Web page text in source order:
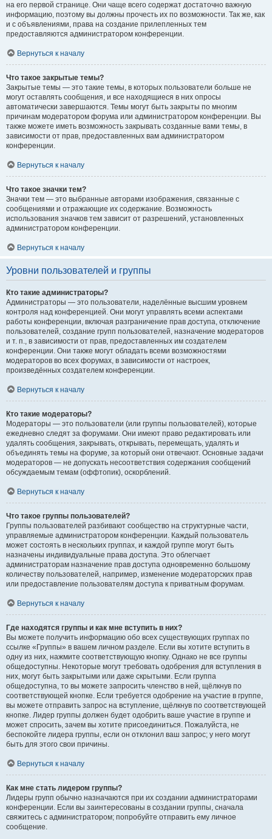
на его первой странице. Они чаще всего содержат достаточно важную
информацию, поэтому вы должны прочесть их по возможности. Так же, как
и с объявлениями, права на создание прилепленных тем
предоставляются администратором конференции.
Вернуться к началу
Что такое закрытые темы?
Закрытые темы — это такие темы, в которых пользователи больше не
могут оставлять сообщения, и все находящиеся в них опросы
автоматически завершаются. Темы могут быть закрыты по многим
причинам модератором форума или администратором конференции. Вы
также можете иметь возможность закрывать созданные вами темы, в
зависимости от прав, предоставленных вам администратором
конференции.
Вернуться к началу
Что такое значки тем?
Значки тем — это выбранные авторами изображения, связанные с
сообщениями и отражающие их содержание. Возможность
использования значков тем зависит от разрешений, установленных
администратором конференции.
Вернуться к началу
Уровни пользователей и группы
Кто такие администраторы?
Администраторы — это пользователи, наделённые высшим уровнем
контроля над конференцией. Они могут управлять всеми аспектами
работы конференции, включая разграничение прав доступа, отключение
пользователей, создание групп пользователей, назначение модераторов
и т. п., в зависимости от прав, предоставленных им создателем
конференции. Они также могут обладать всеми возможностями
модераторов во всех форумах, в зависимости от настроек,
произведённых создателем конференции.
Вернуться к началу
Кто такие модераторы?
Модераторы — это пользователи (или группы пользователей), которые
ежедневно следят за форумами. Они имеют право редактировать или
удалять сообщения, закрывать, открывать, перемещать, удалять и
объединять темы на форуме, за который они отвечают. Основные задачи
модераторов — не допускать несоответствия содержания сообщений
обсуждаемым темам (оффтопик), оскорблений.
Вернуться к началу
Что такое группы пользователей?
Группы пользователей разбивают сообщество на структурные части,
управляемые администратором конференции. Каждый пользователь
может состоять в нескольких группах, и каждой группе могут быть
назначены индивидуальные права доступа. Это облегчает
администраторам назначение прав доступа одновременно большому
количеству пользователей, например, изменение модераторских прав
или предоставление пользователям доступа к приватным форумам.
Вернуться к началу
Где находятся группы и как мне вступить в них?
Вы можете получить информацию обо всех существующих группах по
ссылке «Группы» в вашем личном разделе. Если вы хотите вступить в
одну из них, нажмите соответствующую кнопку. Однако не все группы
общедоступны. Некоторые могут требовать одобрения для вступления в
них, могут быть закрытыми или даже скрытыми. Если группа
общедоступна, то вы можете запросить членство в ней, щёлкнув по
соответствующей кнопке. Если требуется одобрение на участие в группе,
вы можете отправить запрос на вступление, щёлкнув по соответствующей
кнопке. Лидер группы должен будет одобрить ваше участие в группе и
может спросить, зачем вы хотите присоединиться. Пожалуйста, не
беспокойте лидера группы, если он отклонил ваш запрос; у него могут
быть для этого свои причины.
Вернуться к началу
Как мне стать лидером группы?
Лидеры групп обычно назначаются при их создании администраторами
конференции. Если вы заинтересованы в создании группы, сначала
свяжитесь с администратором; попробуйте отправить ему личное
сообщение.